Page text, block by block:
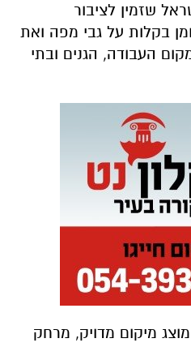
שזמין לציבור
בקלות על גבי מפה ואת
העבודה, הגנים ובתי
מיקום מדויק, מרחק